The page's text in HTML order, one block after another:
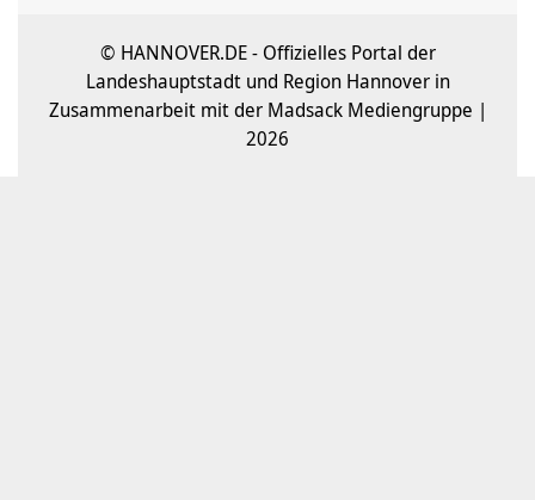
© HANNOVER.DE - Offizielles Portal der
Landeshauptstadt und Region Hannover in
Zusammenarbeit mit der Madsack Mediengruppe |
2026